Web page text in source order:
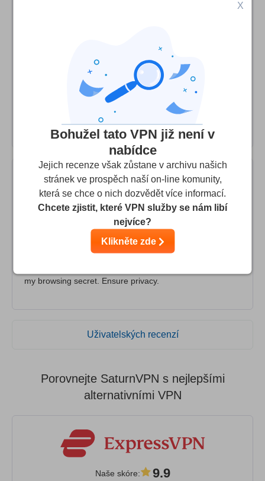
I bought their one month service and used it for my two
weeks travel. it connects easily after you set it up. I used
the connection on both my android phone and computer,
it didn't disappoint me. The only thing is I wish they had
an android application as I'm mostly on my phone, but
their price covers the downside of not having an app.
Robert K Jose 10
Amazing VPN
Excellent VPN Service Provider. The best VPN I have
ever experienced. I recommend this VPN. It is super fast,
my browsing secret. Ensure privacy.
Uživatelských recenzí
Porovnejte SaturnVPN s nejlepšími
alternativními VPN
Naše skóre: 9.9
X
Bohužel tato VPN již není v
nabídce
Jejich recenze však zůstane v archivu našich
stránek ve prospěch naší on-line komunity,
která se chce o nich dozvědět více informací.
Chcete zjistit, které VPN služby se nám libí
nejvíce?
Klikněte zde